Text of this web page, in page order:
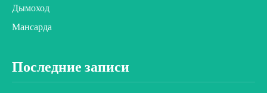
Дымоход
Мансарда
Последние записи